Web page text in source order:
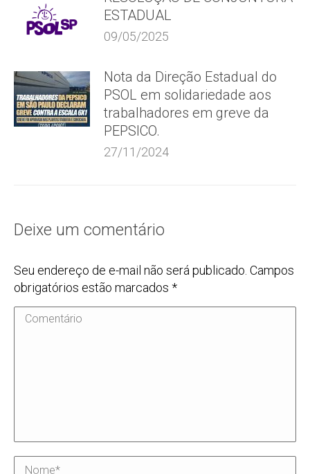
ESTADUAL
09/05/2025
Nota da Direção Estadual do
PSOL em solidariedade aos
trabalhadores em greve da
PEPSICO.
27/11/2024
Deixe um comentário
Seu endereço de e-mail não será publicado. Campos
obrigatórios estão marcados *
Comentário
Nome *